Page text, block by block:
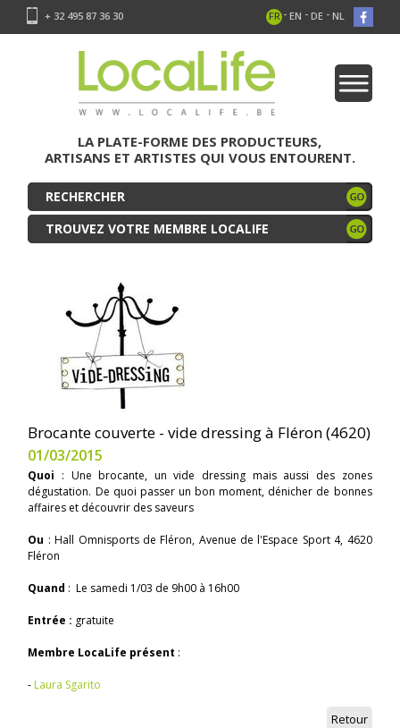
+ 32 495 87 36 30 FR - EN - DE - NL
LA PLATE-FORME DES PRODUCTEURS,
ARTISANS ET ARTISTES QUI VOUS ENTOURENT.
TROUVEZ VOTRE MEMBRE LOCALIFE
Brocante couverte - vide dressing à Fléron (4620)
01/03/2015
Quoi : Une brocante, un vide dressing mais aussi des zones
dégustation. De quoi passer un bon moment, dénicher de bonnes
affaires et découvrir des saveurs
Ou : Hall Omnisports de Fléron, Avenue de l'Espace Sport 4, 4620
Fléron
Quand : Le samedi 1/03 de 9h00 à 16h00
Entrée : gratuite
Membre LocaLife présent :
- Laura Sgarito
Retour